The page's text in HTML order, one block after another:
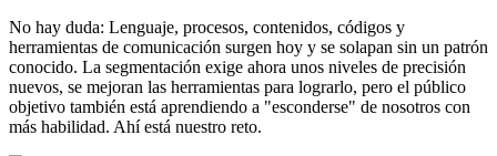
No hay duda: Lenguaje, procesos, contenidos, códigos y
herramientas de comunicación surgen hoy y se solapan sin un patrón
conocido. La segmentación exige ahora unos niveles de precisión
nuevos, se mejoran las herramientas para lograrlo, pero el público
objetivo también está aprendiendo a "esconderse" de nosotros con
más habilidad. Ahí está nuestro reto.